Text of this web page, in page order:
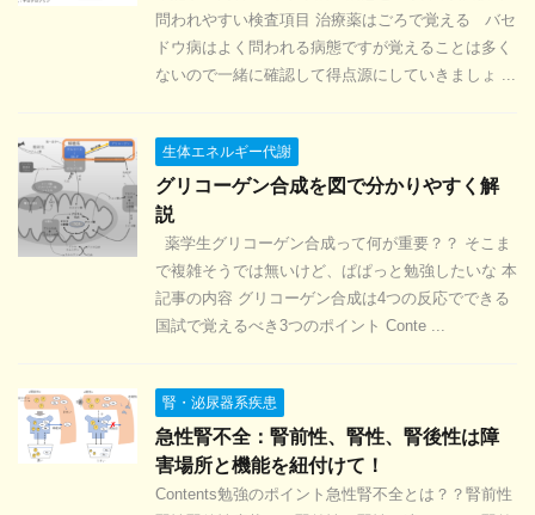
問われやすい検査項目 治療薬はごろで覚える バセ
ドウ病はよく問われる病態ですが覚えることは多く
ないので一緒に確認して得点源にしていきましょ ...
生体エネルギー代謝
グリコーゲン合成を図で分かりやすく解
説
薬学生グリコーゲン合成って何が重要？？ そこま
で複雑そうでは無いけど、ぱぱっと勉強したいな 本
記事の内容 グリコーゲン合成は4つの反応でできる
国試で覚えるべき3つのポイント Conte ...
腎・泌尿器系疾患
急性腎不全：腎前性、腎性、腎後性は障
害場所と機能を紐付けて！
Contents勉強のポイント急性腎不全とは？？腎前性